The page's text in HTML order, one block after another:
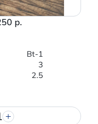
р.
Bt-1
3
2.5